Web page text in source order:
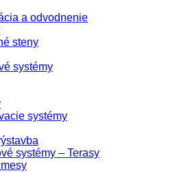
a odvodnenie
steny
systémy
systémy
systémy – Terasy